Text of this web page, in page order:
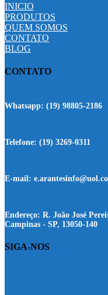
INICIO
PRODUTOS
QUEM SOMOS
CONTATO
BLOG
CONTATO
Whatsapp: (19) 98805-2186
Telefone: (19) 3269-0311
E-mail:
Endereço: R. João José
Campinas - SP, 13050-140
SIGA-NOS